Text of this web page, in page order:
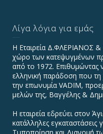
Λίγα λόγια για εμάς
Η Εταιρεία Δ.ΦΛΕΡΙΑΝΟΣ &
χώρο των κατεψυγμένων
από το 1972. Επιθυμώντας
ελληνική παράδοση που τη
την επωνυμία VADIΜ,
μελών της, Βαγγέλης &
Η εταιρεία εδρεύει στον
κατάλληλες εγκαταστάσεις
Τυποποίηση και Διανομή